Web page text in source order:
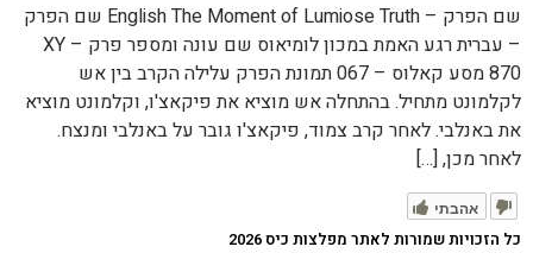
שם הפרק – English The Moment of Lumiose Truth שם הפרק
– עברית רגע האמת במכון לומיאוס שם עונה ומספר פרק XY –
870 מסע קאלוס – 067 תמונת הפרק עלילה הקרב בין אש
לקלמונט מתחיל. בהתחלה אש מוציא את פיקאצ'ו, וקלמונט מוציא
את באנלבי. לאחר קרב צמוד, פיקאצ'ו גובר על באנלבי ומנצח.
לאחר מכן, […]
אהבתי
כל הזכויות שמורות לאתר מפלצות כיס 2026